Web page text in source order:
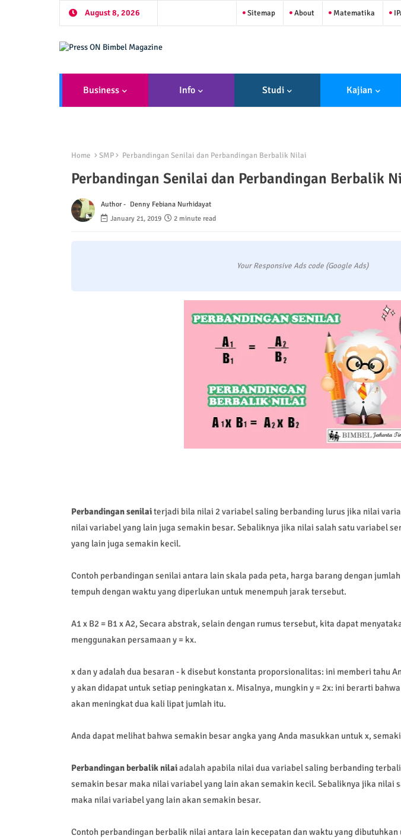
August 8, 2026 Sitemap About Matematika
Business Info Studi Kajian
Home SMP Perbandingan Senilai dan Perbandingan Berbalik Nilai
Perbandingan Senilai dan Perbandingan Berbalik
Author - Denny Febiana Nurhidayat
January 21, 2019
2 minute read
Your Responsive Ads code (Google Ads)
Perbandingan senilaiterjadi bila nilai 2 variabel saling berbanding lurus jika nilai
nilai variabel yang lain juga semakin besar. Sebaliknya jika nilai salah satu variabel
yang lain juga semakin kecil.
Contoh perbandingan senilai antara lain skala pada peta, harga barang dengan
tempuh dengan waktu yang diperlukan untuk menempuh jarak tersebut.
A1 x B2 = B1 x A2, Secara abstrak, selain dengan rumus tersebut, kita dapat
menggunakan persamaan y = kx.
x dan y adalah dua besaran - k disebut konstanta proporsionalitas: ini memberi tahu
y akan didapat untuk setiap peningkatan x. Misalnya, mungkin y = 2x: ini berarti
akan meningkat dua kali lipat jumlah itu.
Anda dapat melihat bahwa semakin besar angka yang Anda masukkan untuk x,
Perbandingan berbalik nilaiadalah apabila nilai dua variabel saling berbanding
semakin besar maka nilai variabel yang lain akan semakin kecil. Sebaliknya jika nilai
maka nilai variabel yang lain akan semakin besar.
Contoh perbandingan berbalik nilai antara lain kecepatan dan waktu yang